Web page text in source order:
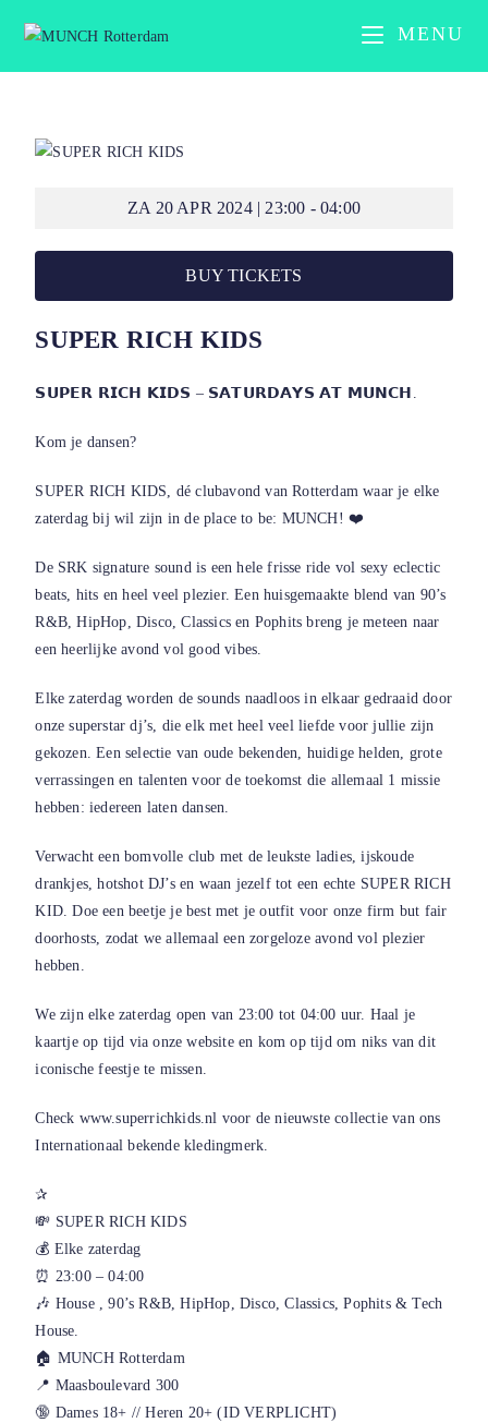
MENU
ZA 20 APR 2024 | 23:00 - 04:00
BUY TICKETS
SUPER RICH KIDS
𝗦𝗨𝗣𝗘𝗥 𝗥𝗜𝗖𝗛 𝗞𝗜𝗗𝗦 – 𝗦𝗔𝗧𝗨𝗥𝗗𝗔𝗬𝗦 𝗔𝗧 𝗠𝗨𝗡𝗖𝗛.
Kom je dansen?
SUPER RICH KIDS, dé clubavond van Rotterdam waar je elke
zaterdag bij wil zijn in de place to be: MUNCH! ❤️
De SRK signature sound is een hele frisse ride vol sexy eclectic
beats, hits en heel veel plezier. Een huisgemaakte blend van 90’s
R&B, HipHop, Disco, Classics en Pophits breng je meteen naar
een heerlijke avond vol good vibes.
Elke zaterdag worden de sounds naadloos in elkaar gedraaid door
onze superstar dj’s, die elk met heel veel liefde voor jullie zijn
gekozen. Een selectie van oude bekenden, huidige helden, grote
verrassingen en talenten voor de toekomst die allemaal 1 missie
hebben: iedereen laten dansen.
Verwacht een bomvolle club met de leukste ladies, ijskoude
drankjes, hotshot DJ’s en waan jezelf tot een echte SUPER RICH
KID. Doe een beetje je best met je outfit voor onze firm but fair
doorhosts, zodat we allemaal een zorgeloze avond vol plezier
hebben.
We zijn elke zaterdag open van 23:00 tot 04:00 uur. Haal je
kaartje op tijd via onze website en kom op tijd om niks van dit
iconische feestje te missen.
Check www.superrichkids.nl voor de nieuwste collectie van ons
Internationaal bekende kledingmerk.
✰
💸 SUPER RICH KIDS
💰 Elke zaterdag
⏰ 23:00 – 04:00
🎶 House , 90’s R&B, HipHop, Disco, Classics, Pophits & Tech
House.
🏠 MUNCH Rotterdam
📍 Maasboulevard 300
🔞 Dames 18+ // Heren 20+ (ID VERPLICHT)